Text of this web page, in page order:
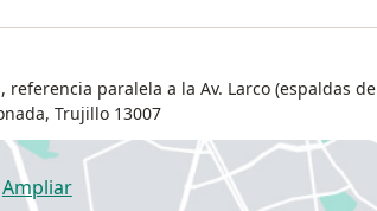
referencia paralela a la Av. Larco (espaldas de
, Trujillo 13007
Ampliarse abre en una nueva pestaña